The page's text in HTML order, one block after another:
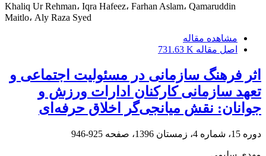
Khaliq Ur Rehman، Iqra Hafeez، Farhan Aslam، Qamaruddin
Maitlo، Aly Raza Syed
مشاهده مقاله
اصل مقاله 731.63 K
اثر فرهنگ سازمانی در مسئولیت اجتماعی و
تعهد سازمانی کارکنان ادارات ورزش و
جوانان: نقش میانجی‌گر اخلاق حرفه‌ای
دوره 15، شماره 4، زمستان 1396، صفحه 925-946